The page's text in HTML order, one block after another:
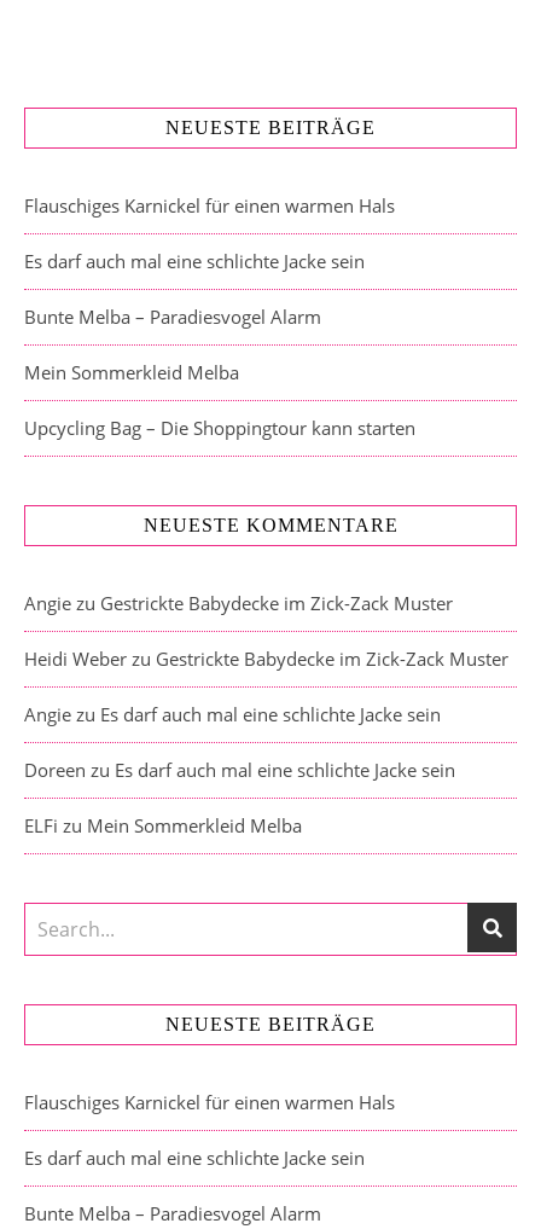
NEUESTE BEITRÄGE
Flauschiges Karnickel für einen warmen Hals
Es darf auch mal eine schlichte Jacke sein
Bunte Melba – Paradiesvogel Alarm
Mein Sommerkleid Melba
Upcycling Bag – Die Shoppingtour kann starten
NEUESTE KOMMENTARE
Angie zu Gestrickte Babydecke im Zick-Zack Muster
Heidi Weber zu Gestrickte Babydecke im Zick-Zack Muster
Angie zu Es darf auch mal eine schlichte Jacke sein
Doreen zu Es darf auch mal eine schlichte Jacke sein
ELFi zu Mein Sommerkleid Melba
NEUESTE BEITRÄGE
Flauschiges Karnickel für einen warmen Hals
Es darf auch mal eine schlichte Jacke sein
Bunte Melba – Paradiesvogel Alarm